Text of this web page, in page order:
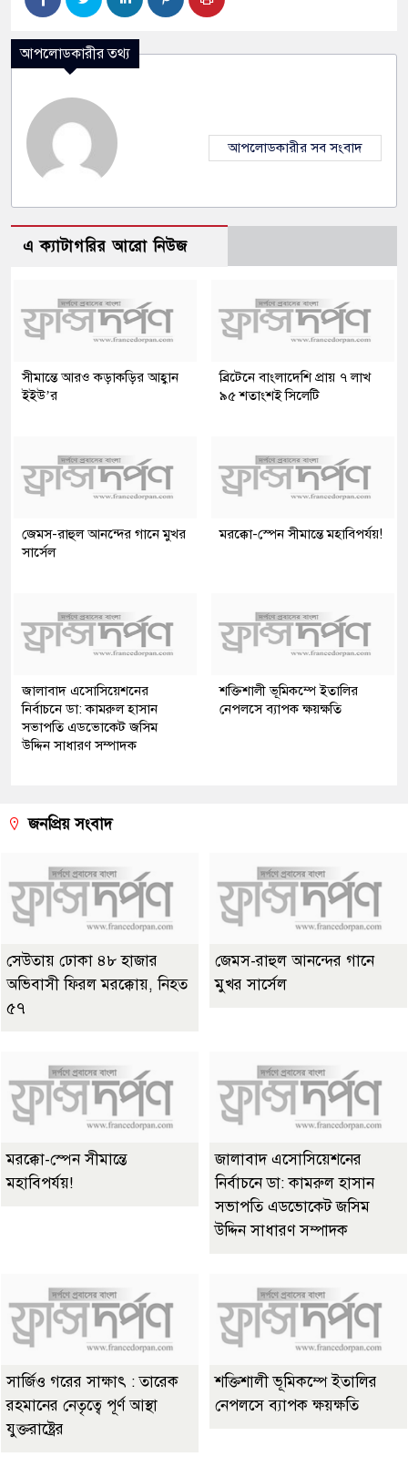
আপলোডকারীর তথ্য
আপলোডকারীর সব সংবাদ
এ ক্যাটাগরির আরো নিউজ
সীমান্তে আরও কড়াকড়ির আহ্বান
ইইউ’র
ব্রিটেনে বাংলাদেশি প্রায় ৭ লাখ
৯৫ শতাংশই সিলেটি
জেমস-রাহুল আনন্দের গানে মুখর
সার্সেল
মরক্কো-স্পেন সীমান্তে মহাবিপর্যয়!
জালাবাদ এসোসিয়েশনের
নির্বাচনে ডা: কামরুল হাসান
সভাপতি এডভোকেট জসিম
উদ্দিন সাধারণ সম্পাদক
শক্তিশালী ভূমিকম্পে ইতালির
নেপলসে ব্যাপক ক্ষয়ক্ষতি
জনপ্রিয় সংবাদ
সেউতায় ঢোকা ৪৮ হাজার
অভিবাসী ফিরল মরক্কোয়, নিহত
৫৭
জেমস-রাহুল আনন্দের গানে
মুখর সার্সেল
মরক্কো-স্পেন সীমান্তে
মহাবিপর্যয়!
জালাবাদ এসোসিয়েশনের
নির্বাচনে ডা: কামরুল হাসান
সভাপতি এডভোকেট জসিম
উদ্দিন সাধারণ সম্পাদক
সার্জিও গরের সাক্ষাৎ : তারেক
রহমানের নেতৃত্বে পূর্ণ আস্থা
যুক্তরাষ্ট্রের
শক্তিশালী ভূমিকম্পে ইতালির
নেপলসে ব্যাপক ক্ষয়ক্ষতি